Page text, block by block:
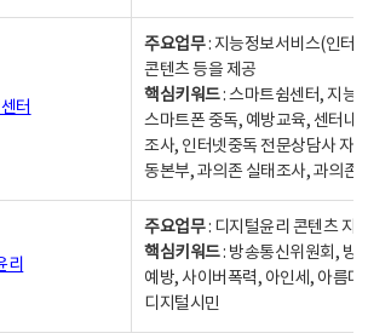
터
주요업무: 지능정보서비스(인터
콘텐츠 등을 제공
핵심키워드: 스마트쉼센터, 지능
스마트폰 중독, 예방교육, 센터내
조사, 인터넷중독 전문상담사 자
동본부, 과의존 실태조사, 과의존
리
주요업무: 디지털윤리 콘텐츠 지
핵심키워드: 방송통신위원회, 방
예방, 사이버폭력, 아인세, 아름
디지털시민